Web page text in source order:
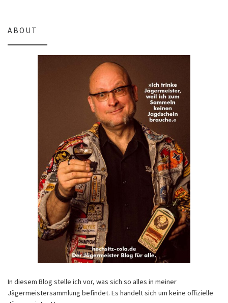
ABOUT
In diesem Blog stelle ich vor, was sich so alles in meiner
Jägermeistersammlung befindet. Es handelt sich um keine offizielle